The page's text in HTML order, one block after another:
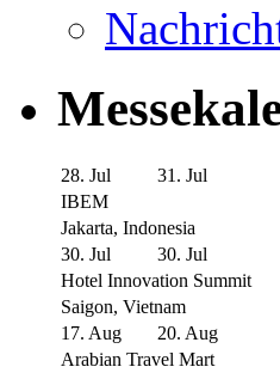
28. Jul
31. Jul
IBEM
Jakarta, Indonesia
30. Jul
30. Jul
Hotel Innovation Summit
Saigon, Vietnam
17. Aug
20. Aug
Arabian Travel Mart